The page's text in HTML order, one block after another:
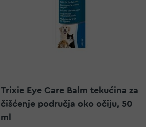
Trixie Eye Care Balm tekućina za
čišćenje područja oko očiju, 50
ml